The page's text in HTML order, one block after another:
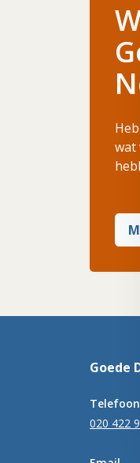
wat
Goede
Telefoon
020 422